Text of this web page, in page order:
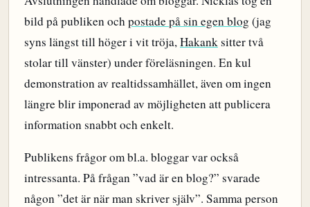
bild på publiken ochpostade på sin egen blog (jag
syns längst till höger i vit tröja,Hakanksitter två
stolar till vänster) under föreläsningen. En kul
demonstration av realtidssamhället, även om ingen
längre blir imponerad av möjligheten att publicera
information snabbt och enkelt.
Publikens frågor om bl.a. bloggar var också
intressanta. På frågan ”vad är en blog?” svarade
någon ”det är när man skriver själv”. Samma person